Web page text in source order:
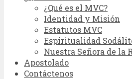
¿Qué es el MVC?
Identidad y Misión
Estatutos MVC
Espiritualidad
Nuestra Señora de la
Apostolado
Contáctenos